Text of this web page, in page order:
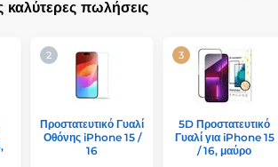
καλύτερες πωλήσεις
Προστατευτικό Γυαλί
Οθόνης iPhone 15 /
16
5D Προστατευτικό
Γυαλί για iPhone 15
/ 16, μαύρο